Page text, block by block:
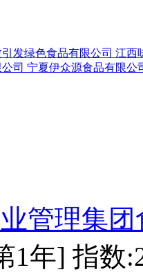
发绿色食品有限公司 江西
司 宁夏伊众源食品有限公
业管理集
1年] 指数